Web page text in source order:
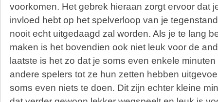
voorkomen. Het gebrek hieraan zorgt ervoor dat
invloed hebt op het spelverloop van je
nooit echt uitgedaagd zal worden. Als je te lang
maken is het bovendien ook niet leuk voor de
laatste is het zo dat je soms even enkele
andere spelers tot ze hun zetten hebben
soms even niets te doen. Dit zijn echter kleine